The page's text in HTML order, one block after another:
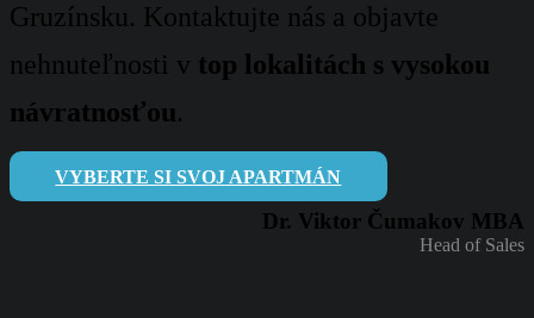
Gruzínsku. Kontaktujte nás a objavte
nehnuteľnosti v top lokalitách s vysokou
návratnosťou.
VYBERTE SI SVOJ APARTMÁN
Dr. Viktor Čumakov MBA
Head of Sales